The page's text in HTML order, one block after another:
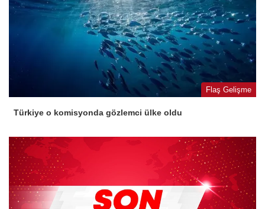
Flaş Gelişme
Türkiye o komisyonda gözlemci ülke oldu